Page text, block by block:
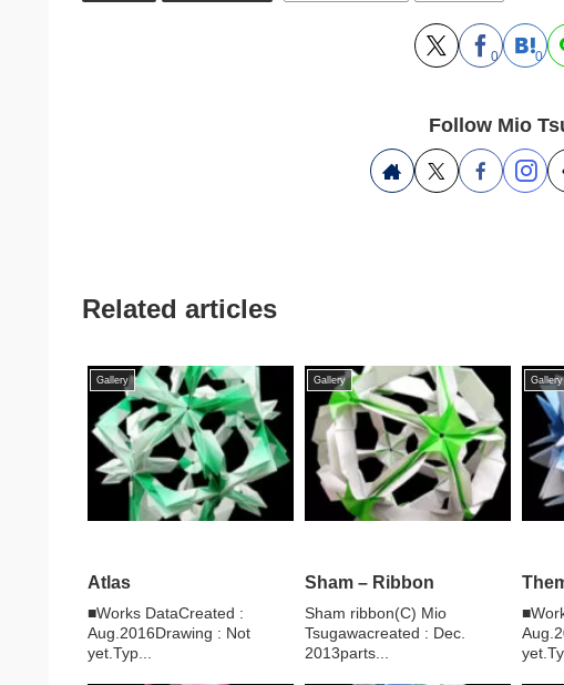
0 0
Follow Mio
Related articles
Gallery
Atlas
■Works DataCreated :
Aug.2016Drawing : Not
yet.Typ...
Gallery
Sham – Ribbon
Sham ribbon(C) Mio
Tsugawacreated : Dec.
2013parts...
Gallery